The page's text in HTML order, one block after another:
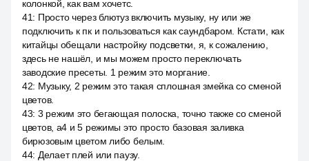
колонкой, как вам хочетс.
41: Просто через блютуз включить музыку, ну или же
подключить к пк и пользоваться как саундбаром. Кстати, как
китайцы обещали настройку подсветки, я, к сожалению,
здесь не нашёл, и мы можем просто переключать
заводские пресеты. 1 режим это моргание.
42: Музыку, 2 режим это такая сплошная змейка со сменой
цветов.
43: 3 режим это бегающая полоска, точно также со сменой
цветов, a4 и 5 режимы это просто базовая заливка
бирюзовым цветом либо белым.
44: Делает плей или паузу.